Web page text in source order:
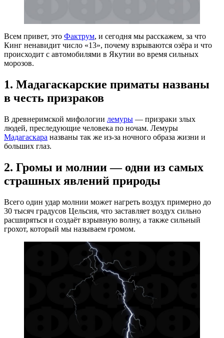
Всем привет, это Фактрум, и сегодня мы расскажем, за что
Кинг ненавидит число «13», почему взрываются озёра и что
происходит с автомобилями в Якутии во время сильных
морозов.
1. Мадагаскарские приматы названы
в честь призраков
В древнеримской мифологии лемуры — призраки злых
людей, преследующие человека по ночам. Лемуры
Мадагаскара названы так же из-за ночного образа жизни и
больших глаз.
2. Громы и молнии — одни из самых
страшных явлений природы
Всего один удар молнии может нагреть воздух примерно до
30 тысяч градусов Цельсия, что заставляет воздух сильно
расширяться и создаёт взрывную волну, а также сильный
грохот, который мы называем громом.